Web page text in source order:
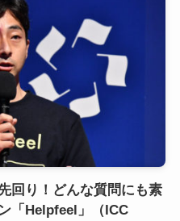
回り！どんな質問にも素
「Helpfeel」（ICC